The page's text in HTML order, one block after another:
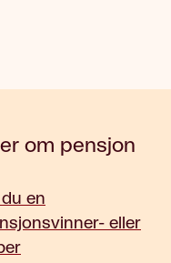
om pensjon
du en
eller